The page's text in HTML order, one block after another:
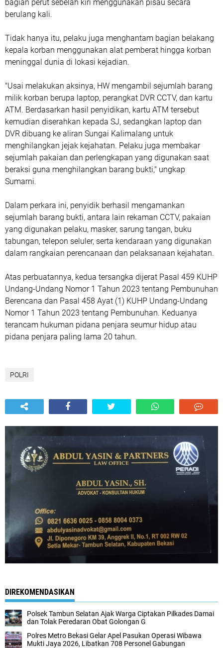
bagian perut sebelah kiri menggunakan pisau secara
berulang kali.
Tidak hanya itu, pelaku juga menghantam bagian belakang
kepala korban menggunakan alat pemberat hingga korban
meninggal dunia di lokasi kejadian.
"Usai melakukan aksinya, HW mengambil sejumlah barang
milik korban berupa laptop, perangkat DVR CCTV, dan kartu
ATM. Berdasarkan hasil penyidikan, kartu ATM tersebut
kemudian diserahkan kepada SJ, sedangkan laptop dan
DVR dibuang ke aliran Sungai Kalimalang untuk
menghilangkan jejak kejahatan. Pelaku juga membakar
sejumlah pakaian dan perlengkapan yang digunakan saat
beraksi guna menghilangkan barang bukti," ungkap
Sumarni.
Dalam perkara ini, penyidik berhasil mengamankan
sejumlah barang bukti, antara lain rekaman CCTV, pakaian
yang digunakan pelaku, masker, sarung tangan, buku
tabungan, telepon seluler, serta kendaraan yang digunakan
dalam rangkaian perencanaan dan pelaksanaan kejahatan.
Atas perbuatannya, kedua tersangka dijerat Pasal 459 KUHP
Undang-Undang Nomor 1 Tahun 2023 tentang Pembunuhan
Berencana dan Pasal 458 Ayat (1) KUHP Undang-Undang
Nomor 1 Tahun 2023 tentang Pembunuhan. Keduanya
terancam hukuman pidana penjara seumur hidup atau
pidana penjara paling lama 20 tahun.
POLRI
DIREKOMENDASIKAN
Polsek Tambun Selatan Ajak Warga Ciptakan Pilkades Damai
dan Tolak Peredaran Obat Golongan G
Polres Metro Bekasi Gelar Apel Pasukan Operasi Wibawa
Mukti Jaya 2026, Libatkan 708 Personel Gabungan